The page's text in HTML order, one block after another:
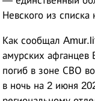
Невского из
Как сообщал
амурских афганцев
погиб в зоне СВО
в ночь на 2 июня